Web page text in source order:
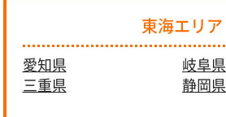
東海エリア
愛知県
岐阜県
三重県
静岡県